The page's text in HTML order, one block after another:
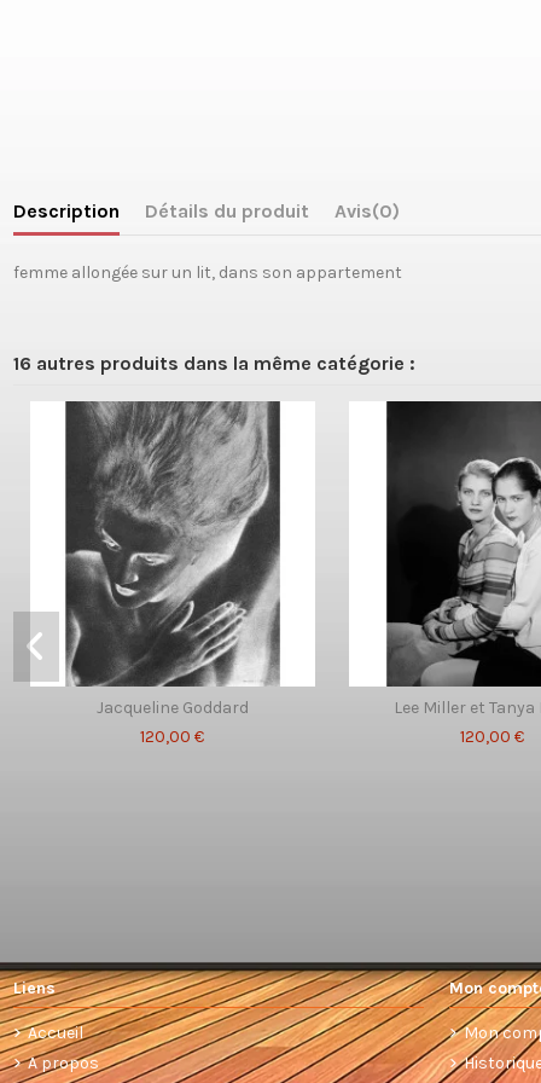
Description Détails du produit Avis(0)
femme allongée sur un lit, dans son appartement
16 autres produits dans la même catégorie :
Jacqueline Goddard
120,00 €
Lee Miller et
120,00 €
Liens
Accueil
A propos
Mon
Mon